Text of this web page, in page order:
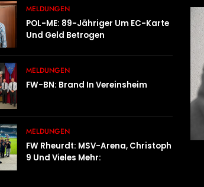
MELDUNGEN
POL-ME: 89-Jähriger Um EC-Karte
Und Geld Betrogen
MELDUNGEN
FW-BN: Brand In Vereinsheim
MELDUNGEN
FW Rheurdt: MSV-Arena, Christoph
9 Und Vieles Mehr: